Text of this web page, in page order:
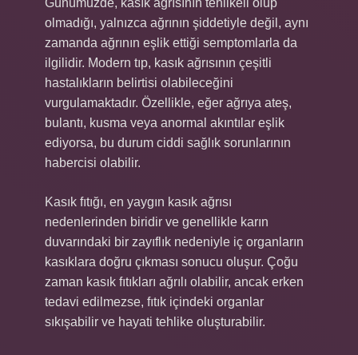
Günümüzde, kasık ağrısının tehlikeli olup
olmadığı, yalnızca ağrının şiddetiyle değil, aynı
zamanda ağrının eşlik ettiği semptomlarla da
ilgilidir. Modern tıp, kasık ağrısının çeşitli
hastalıkların belirtisi olabileceğini
vurgulamaktadır. Özellikle, eğer ağrıya ateş,
bulantı, kusma veya anormal akıntılar eşlik
ediyorsa, bu durum ciddi sağlık sorunlarının
habercisi olabilir.
Kasık fıtığı, en yaygın kasık ağrısı
nedenlerinden biridir ve genellikle karın
duvarındaki bir zayıflık nedeniyle iç organların
kasıklara doğru çıkması sonucu oluşur. Çoğu
zaman kasık fıtıkları ağrılı olabilir, ancak erken
tedavi edilmezse, fıtık içindeki organlar
sıkışabilir ve hayati tehlike oluşturabilir.